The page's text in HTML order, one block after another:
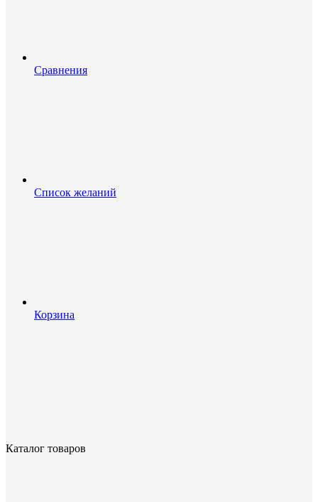
Сравнения
Список желаний
Корзина
Каталог товаров